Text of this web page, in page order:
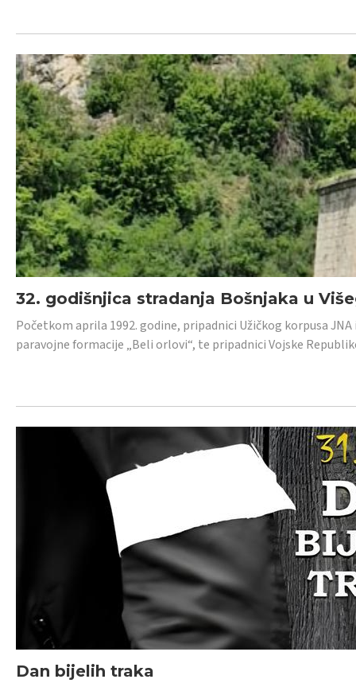
32. godišnjica stradanja Bošnjaka u
Početkom aprila 1992. godine, pripadnici Užičkog korpusa
paravojne formacije „Beli orlovi“, te pripadnici Vojske
Dan bijelih traka